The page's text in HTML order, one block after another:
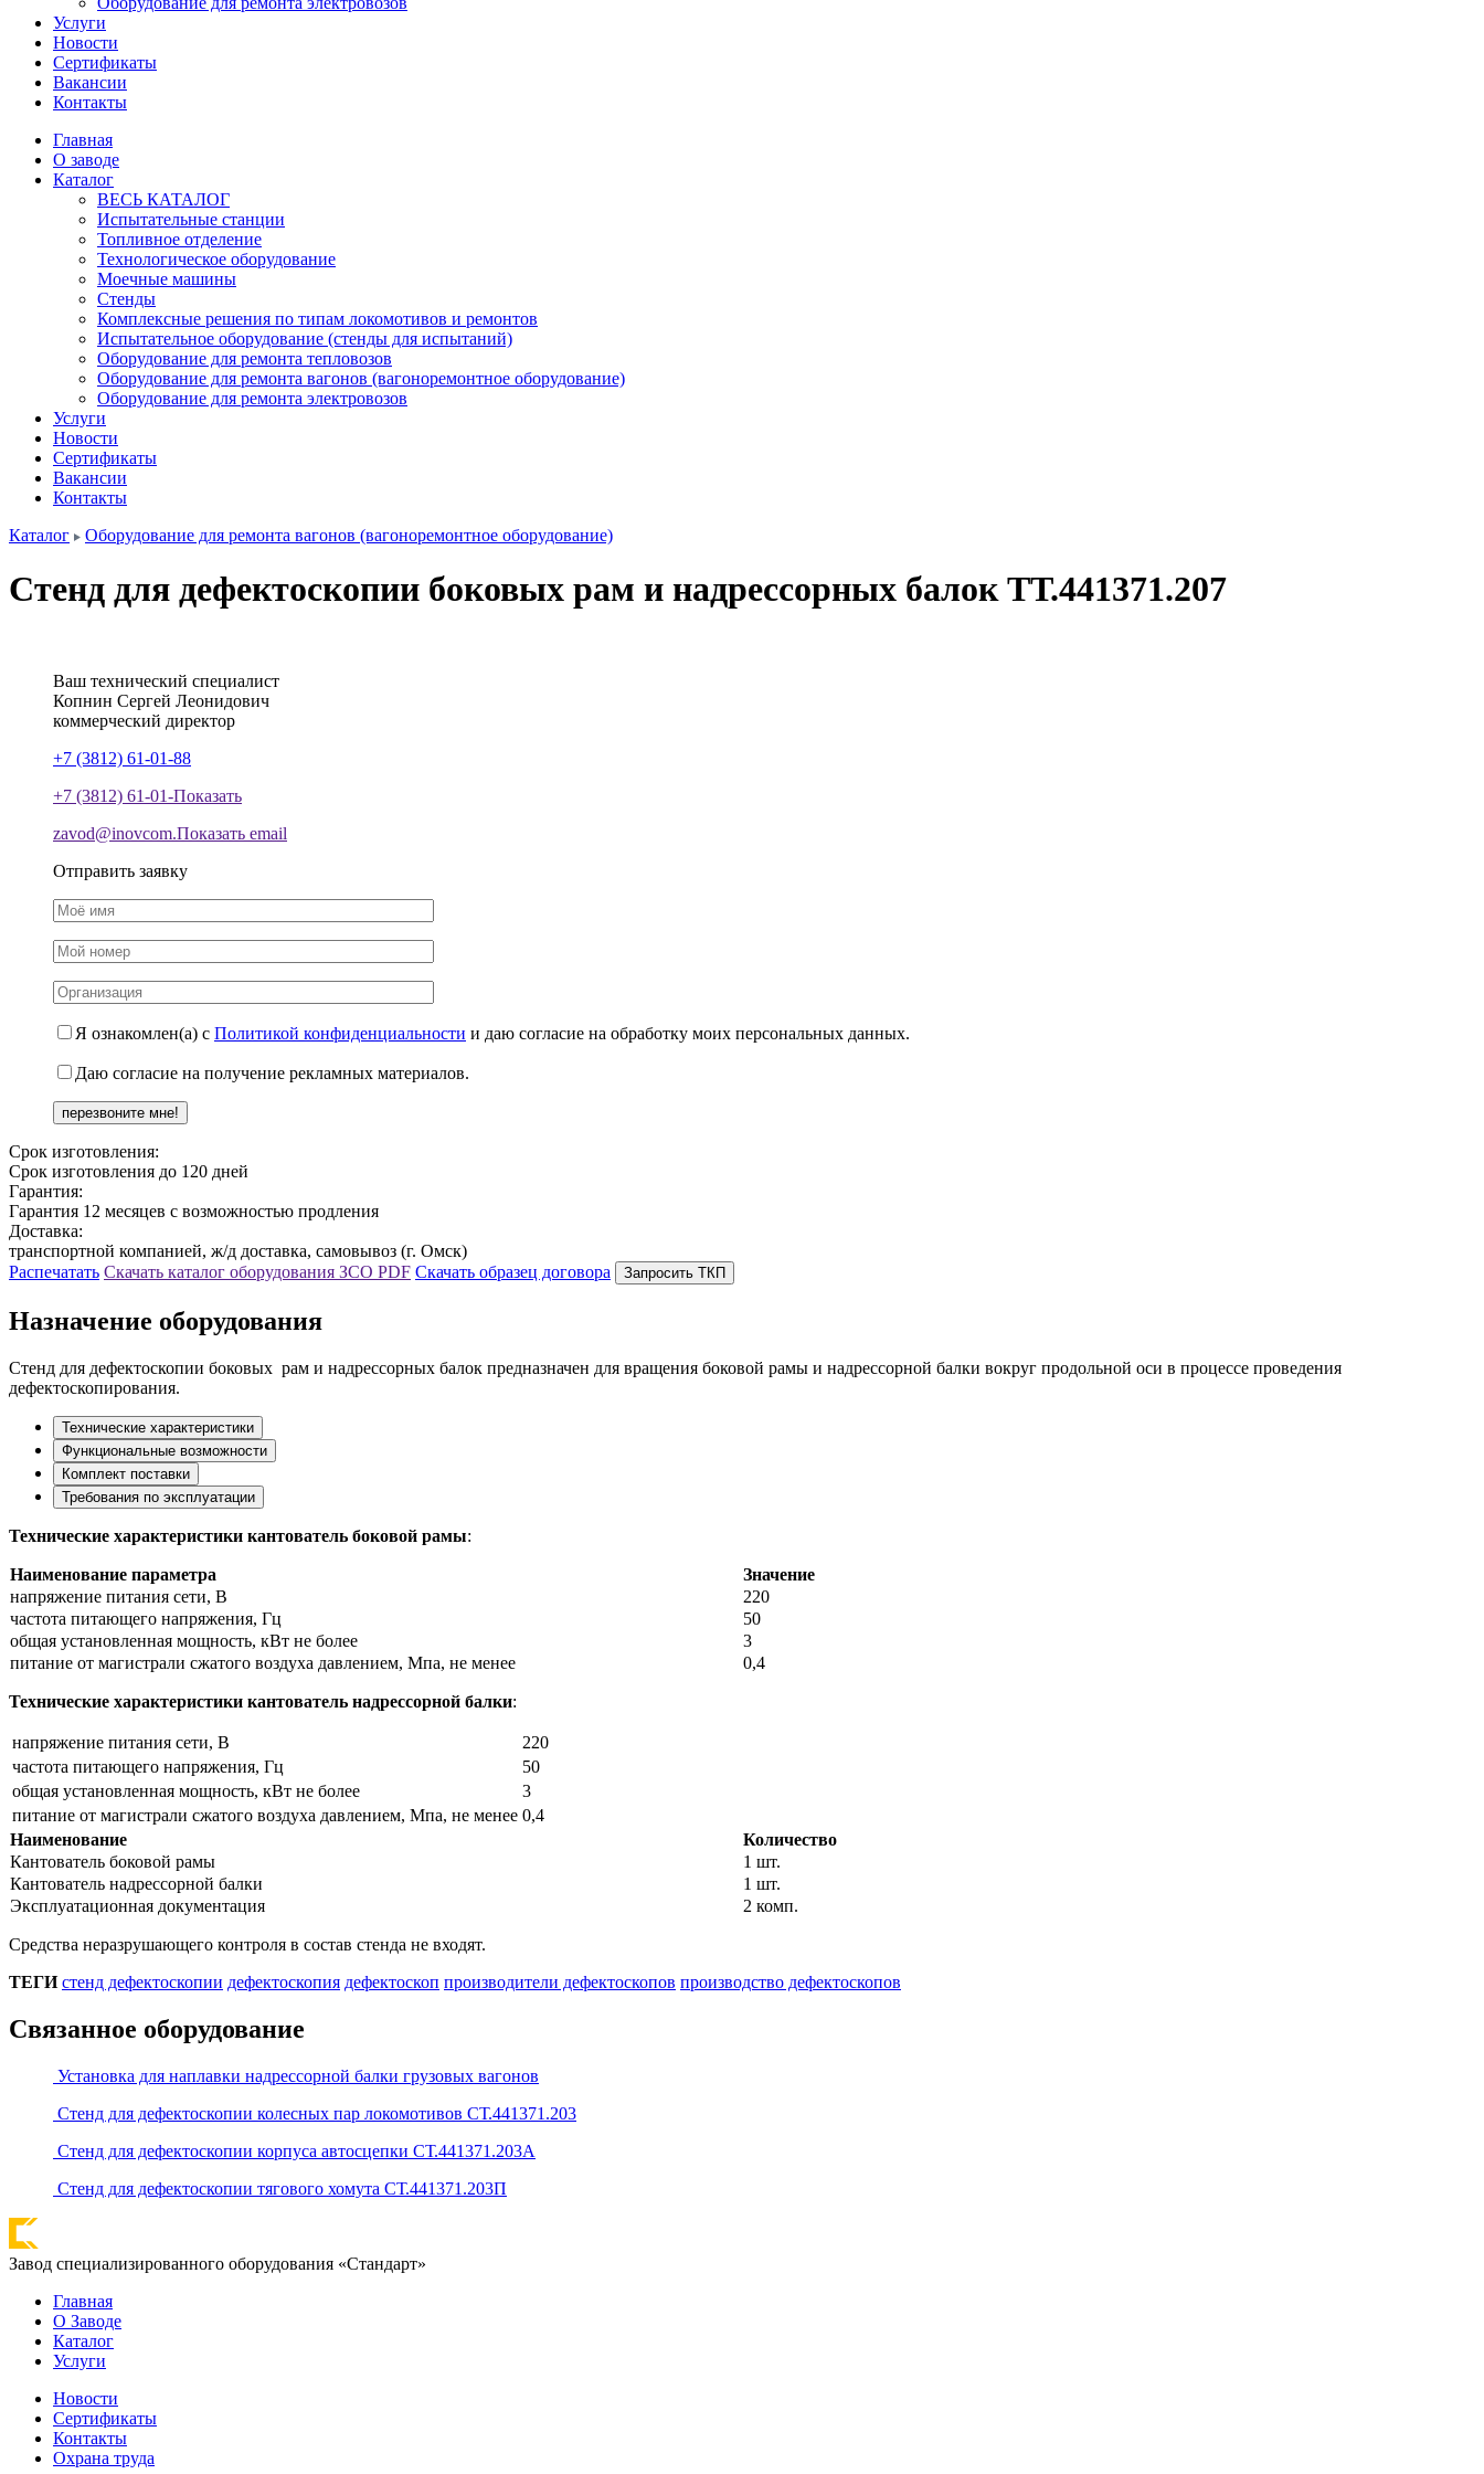
Услуги
Новости
Сертификаты
Вакансии
Контакты
Главная
О заводе
Каталог
ВЕСЬ КАТАЛОГ
Испытательные станции
Топливное отделение
Технологическое оборудование
Моечные машины
Стенды
Комплексные решения по типам локомотивов и ремонтов
Испытательное оборудование (стенды для испытаний)
Оборудование для ремонта тепловозов
Оборудование для ремонта вагонов (вагоноремонтное оборудование)
Оборудование для ремонта электровозов
Услуги
Новости
Сертификаты
Вакансии
Контакты
Каталог
Оборудование для ремонта вагонов (вагоноремонтное оборудование)
Стенд для дефектоскопии боковых рам и надрессорных балок ТТ.441371.207
Ваш технический специалист
Копнин Сергей Леонидович
коммерческий директор
+7 (3812) 61-01-88
+7 (3812) 61-01-Показать
zavod@inovcom.Показать email
Отправить заявку
Я ознакомлен(а) с Политикой конфиденциальности и даю согласие на обработку моих персональных данных.
Даю согласие на получение рекламных материалов.
Срок изготовления:
Срок изготовления до 120 дней
Гарантия:
Гарантия 12 месяцев с возможностью продления
Доставка:
транспортной компанией, ж/д доставка, самовывоз (г. Омск)
Распечатать Скачать каталог оборудования ЗСО PDF Скачать образец договора Запросить ТКП
Назначение оборудования
Стенд для дефектоскопии боковых рам и надрессорных балок предназначен для вращения боковой рамы и надрессорной балки вокруг продольной оси в процессе проведения
дефектоскопирования.
Технические характеристики
Функциональные возможности
Комплект поставки
Требования по эксплуатации
Технические характеристики кантователь боковой рамы:
Наименование параметра
Значение
напряжение питания сети, В
220
частота питающего напряжения, Гц
50
общая установленная мощность, кВт не более
3
питание от магистрали сжатого воздуха давлением, Мпа, не менее
0,4
Технические характеристики кантователь надрессорной балки:
напряжение питания сети, В
220
частота питающего напряжения, Гц
50
общая установленная мощность, кВт не более
3
питание от магистрали сжатого воздуха давлением, Мпа, не менее 0,4
Наименование
Количество
Кантователь боковой рамы
1 шт.
Кантователь надрессорной балки
1 шт.
Эксплуатационная документация
2 комп.
Средства неразрушающего контроля в состав стенда не входят.
ТЕГИ стенд дефектоскопии дефектоскопия дефектоскоп производители дефектоскопов производство дефектоскопов
Связанное оборудование
Установка для наплавки надрессорной балки грузовых вагонов
Стенд для дефектоскопии колесных пар локомотивов СТ.441371.203
Стенд для дефектоскопии корпуса автосцепки СТ.441371.203А
Стенд для дефектоскопии тягового хомута СТ.441371.203П
Завод специализированного оборудования «Стандарт»
Главная
О Заводе
Каталог
Услуги
Новости
Сертификаты
Контакты
Охрана труда